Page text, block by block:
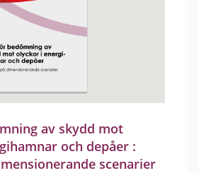
av skydd mot
och depåer :
scenarier